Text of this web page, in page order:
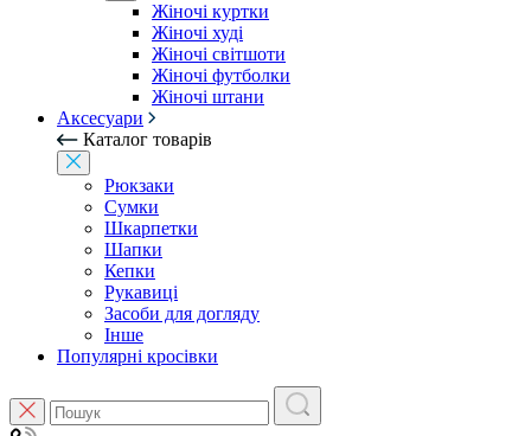
Жіночі куртки
Жіночі худі
Жіночі світшоти
Жіночі футболки
Жіночі штани
Аксесуари
Каталог товарів
Рюкзаки
Сумки
Шкарпетки
Шапки
Кепки
Рукавиці
Засоби для догляду
Інше
Популярні кросівки